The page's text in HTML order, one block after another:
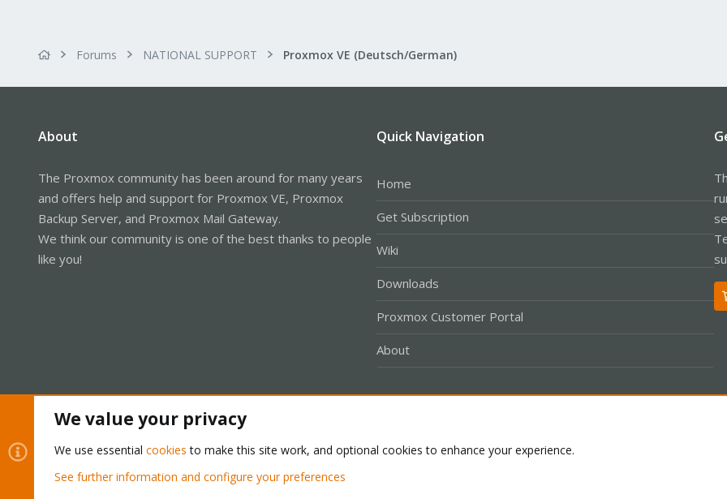
Forums NATIONAL SUPPORT Proxmox VE (Deutsch/German)
About
The Proxmox community has been around for many years
and offers help and support for Proxmox VE, Proxmox
Backup Server, and Proxmox Mail Gateway.
We think our community is one of the best thanks to people
like you!
Quick Navigation
Home
Get Subscription
Wiki
Downloads
Proxmox Customer Portal
About
Community platform by XenForo® © 2010-2026 XenForo Ltd.
We value your privacy
We use essential cookies to make this site work, and optional cookies to enhance your experience.
See further information and configure your preferences